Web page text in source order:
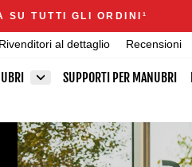
Metti
pausa
Announcements
SU TUTTI GLI ORDINI 1
Rivenditori al dettaglio Recensioni
SUPPORTI PER MANUBRI